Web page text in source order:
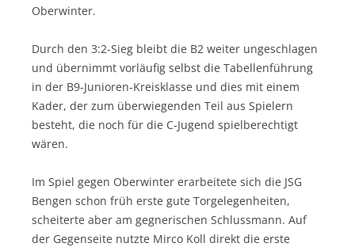
Oberwinter.
Durch den 3:2-Sieg bleibt die B2 weiter ungeschlagen
und übernimmt vorläufig selbst die Tabellenführung
in der B9-Junioren-Kreisklasse und dies mit einem
Kader, der zum überwiegenden Teil aus Spielern
besteht, die noch für die C-Jugend spielberechtigt
wären.
Im Spiel gegen Oberwinter erarbeitete sich die JSG
Bengen schon früh erste gute Torgelegenheiten,
scheiterte aber am gegnerischen Schlussmann. Auf
der Gegenseite nutzte Mirco Koll direkt die erste